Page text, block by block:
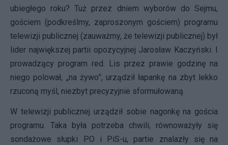
ubiegłego roku? Tuż przez dniem wyborów do Sejmu,
gościem (podkreślmy, zaproszonym gościem) programu
telewizji publicznej (zauważmy, że telewizji publicznej) był
lider największej partii opozycyjnej Jarosław Kaczyński. I
prowadzący program red. Lis przez prawie godzinę na
niego polował, „na żywo”, urządził łapankę na zbyt lekko
rzuconą myśl, niezbyt precyzyjnie sformułowaną.
W telewizji publicznej urządził sobie nagonkę na gościa
programu. Taka była potrzeba chwili, równoważyły się
sondażowe słupki PO i PiS-u, partie znalazły się na